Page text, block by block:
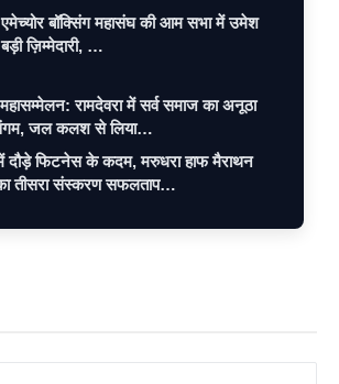
एमेच्योर बॉक्सिंग महासंघ की आम सभा में उमेश
ज़िम्मेदारी, …
महासम्मेलन: रामदेवरा में सर्व समाज का अनूठा
जल कलश से लिया…
दौड़े फिटनेस के कदम, मरुधरा हाफ मैराथन
तीसरा संस्करण सफलताप…